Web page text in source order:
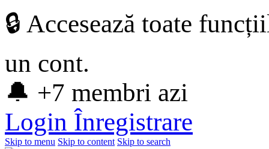
🔒 Accesează toate
un cont.
🔔 +7 membri azi
Login Înregistrare
Skip to menu Skip to content Skip to search